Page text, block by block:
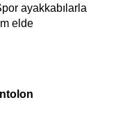
ayakkabılarla
elde